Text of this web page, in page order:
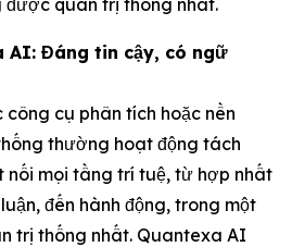
AI: Đáng tin cậy, có ngữ
cụ phân tích hoặc nền
thường hoạt động tách
nối mọi tầng trí tuệ, từ hợp nhất
đến hành động, trong một
trị thống nhất. Quantexa AI